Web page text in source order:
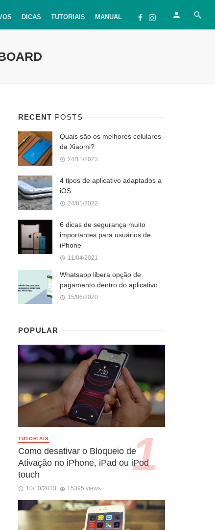
DICAS TUTORIAIS MANUAL
RECENT POSTS
Quais são os melhores celulares
da Xiaomi?
24/11/2023
4 tipos de aplicativo adaptados a
iOS
24/01/2022
6 dicas de segurança muito
importantes para usuários de
iPhone
11/04/2021
Whatsapp libera opção de
pagamento dentro do aplicativo
15/06/2020
POPULAR
TUTORIAIS
Como desativar o Bloqueio de
Ativação no iPhone, iPad ou iPod
touch
10/10/2013 15395 views